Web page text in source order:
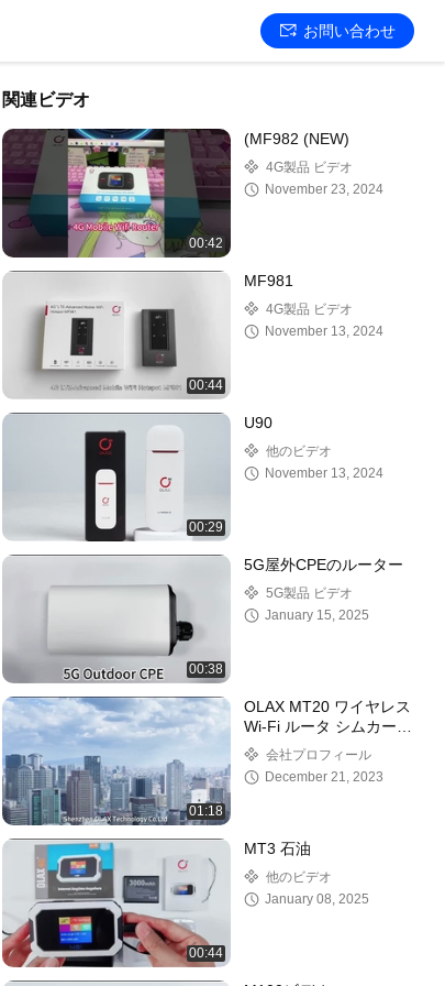
お問い合わせ
関連ビデオ
00:42
(MF982 (NEW)
4G製品 ビデオ
November 23, 2024
00:44
MF981
4G製品 ビデオ
November 13, 2024
00:29
U90
他のビデオ
November 13, 2024
00:38
5G屋外CPEのルーター
5G製品 ビデオ
January 15, 2025
01:18
OLAX MT20 ワイヤレス
Wi-Fi ルータ シムカード
150 Mbps
会社プロフィール
December 21, 2023
00:44
MT3 石油
他のビデオ
January 08, 2025